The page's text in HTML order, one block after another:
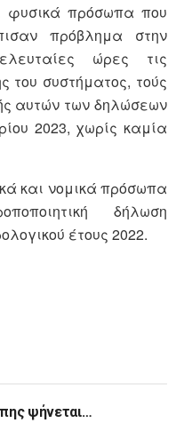
φυσικά πρόσωπα που
πρόβλημα στην
ώρες τις
συστήματος, τούς
αυτών των δηλώσεων
2023, χωρίς καμία
και νομικά πρόσωπα
δήλωση
έτους 2022.
ψήνεται…